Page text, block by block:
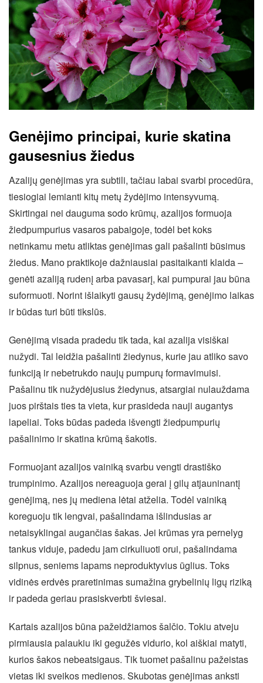
Genėjimo principai, kurie skatina
gausesnius žiedus
Azalijų genėjimas yra subtili, tačiau labai svarbi procedūra,
tiesiogiai lemianti kitų metų žydėjimo intensyvumą.
Skirtingai nei dauguma sodo krūmų, azalijos formuoja
žiedpumpurius vasaros pabaigoje, todėl bet koks
netinkamu metu atliktas genėjimas gali pašalinti būsimus
žiedus. Mano praktikoje dažniausiai pasitaikanti klaida –
genėti azaliją rudenį arba pavasarį, kai pumpurai jau būna
suformuoti. Norint išlaikyti gausų žydėjimą, genėjimo laikas
ir būdas turi būti tikslūs.
Genėjimą visada pradedu tik tada, kai azalija visiškai
nužydi. Tai leidžia pašalinti žiedynus, kurie jau atliko savo
funkciją ir nebetrukdo naujų pumpurų formavimuisi.
Pašalinu tik nužydėjusius žiedynus, atsargiai nulauždama
juos pirštais ties ta vieta, kur prasideda nauji augantys
lapeliai. Toks būdas padeda išvengti žiedpumpurių
pašalinimo ir skatina krūmą šakotis.
Formuojant azalijos vainiką svarbu vengti drastiško
trumpinimo. Azalijos nereaguoja gerai į gilų atjauninantį
genėjimą, nes jų mediena lėtai atželia. Todėl vainiką
koreguoju tik lengvai, pašalindama išlindusias ar
netaisyklingai augančias šakas. Jei krūmas yra pernelyg
tankus viduje, padedu jam cirkuliuoti orui, pašalindama
silpnus, seniems lapams neproduktyvius ūglius. Toks
vidinės erdvės praretinimas sumažina grybelinių ligų riziką
ir padeda geriau prasiskverbti šviesai.
Kartais azalijos būna pažeidžiamos šalčio. Tokiu atveju
pirmiausia palaukiu iki gegužės vidurio, kol aiškiai matyti,
kurios šakos nebeatsigaus. Tik tuomet pašalinu pažeistas
vietas iki sveikos medienos. Skubotas genėjimas anksti